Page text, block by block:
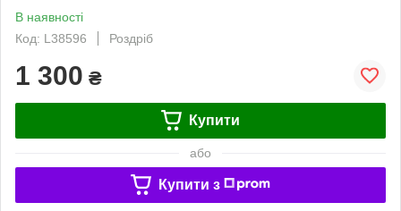
В наявності
Код: L38596
Роздріб
1 300 ₴
Купити
або
Купити з